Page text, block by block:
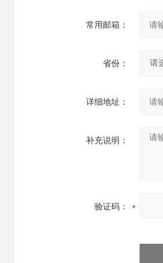
常用邮箱：
省份：
详细地址：
补充说明：
验证码：